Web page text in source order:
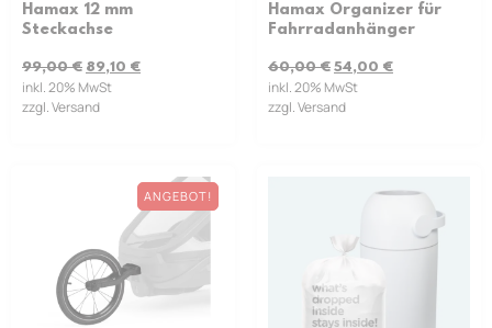
Hamax 12 mm
Steckachse
99,00€ 89,10 €
inkl. 20% MwSt
zzgl. Versand
Hamax Organizer für
Fahrradanhänger
60,00€ 54,00 €
inkl. 20% MwSt
zzgl. Versand
ANGEBOT!